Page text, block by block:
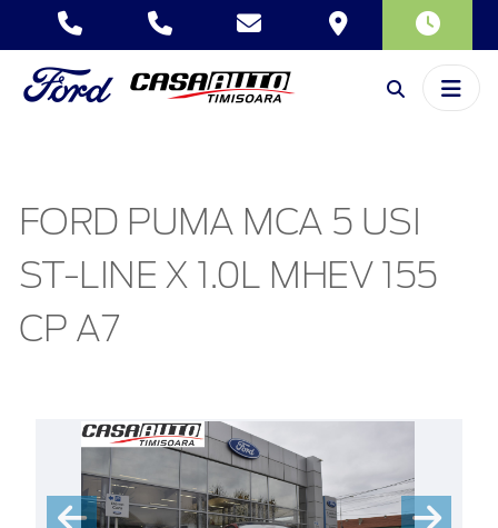
FORD PUMA MCA 5 USI
ST-LINE X 1.0L MHEV 155
CP A7